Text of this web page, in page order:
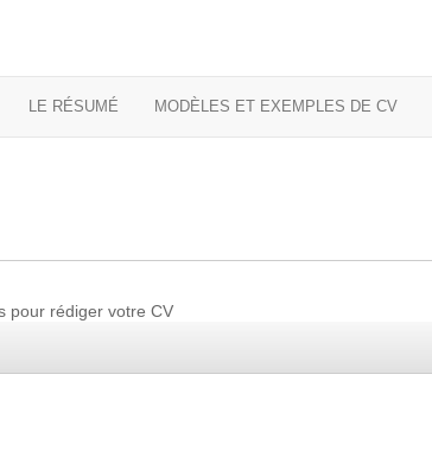
LE RÉSUMÉ MODÈLES ET EXEMPLES DE CV
pour rédiger votre CV